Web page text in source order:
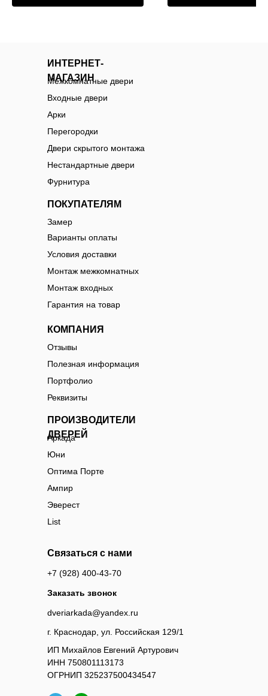
ИП Михайлов Евгений Артурович
ИНН 750801113173
ОГРНИП 325237500434547
Связаться с нами
dveriarkada@yandex.ru
+7 (928) 400-43-70
Заказать звонок
г. Краснодар, ул. Российская 129/1
ИНТЕРНЕТ-
МАГАЗИН
Межкомнатные двери
Входные двери
Арки
Перегородки
Двери скрытого монтажа
Нестандартные двери
Фурнитура
ПОКУПАТЕЛЯМ
Замер
Варианты оплаты
Условия доставки
Монтаж межкомнатных
Монтаж входных
Гарантия на товар
ПРОИЗВОДИТЕЛИ
ДВЕРЕЙ
Аркада
Юни
Оптима Порте
Ампир
Эверест
List
КОМПАНИЯ
Отзывы
Полезная информация
Портфолио
Реквизиты